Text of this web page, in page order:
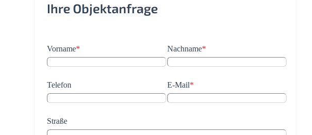
Ihre Objektanfrage
Vorname* Nachname*
Telefon E-Mail*
Straße